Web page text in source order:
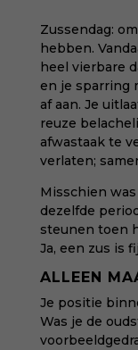
Zussendag:
hebben.
heel vierbare
en je sparring
af aan. Je
reuze
afwastaak te
verlaten;
Misschien
dezelfde
steunen toen
Ja, een zus is
ALLEEN
Je positie
Was je de